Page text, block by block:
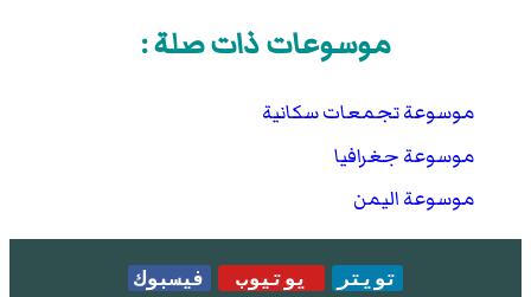
موسوعات ذات صلة :
موسوعة تجمعات سكانية
موسوعة جغرافيا
موسوعة اليمن
تويتر يوتيوب
فيسبوك